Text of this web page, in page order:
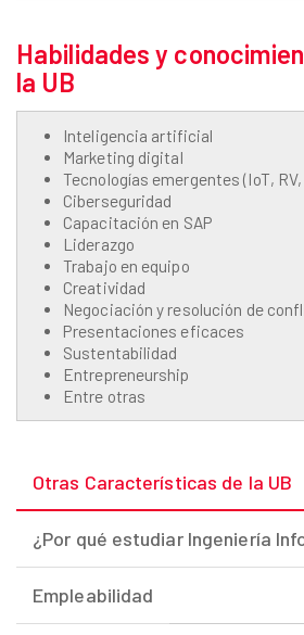
Habilidades y
la UB
Inteligencia artificial
Marketing digital
Tecnologías emergentes (IoT, RV,
Ciberseguridad
Capacitación en SAP
Liderazgo
Trabajo en equipo
Creatividad
Negociación y resolución de
Presentaciones eficaces
Sustentabilidad
Entrepreneurship
Entre otras
Otras Características de la UB
¿Por qué estudiar Ingeniería
Empleabilidad